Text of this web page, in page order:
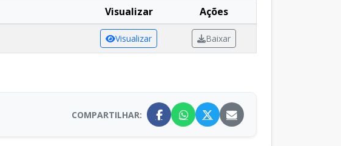
Visualizar
Ações
Visualizar Baixar
COMPARTILHAR: